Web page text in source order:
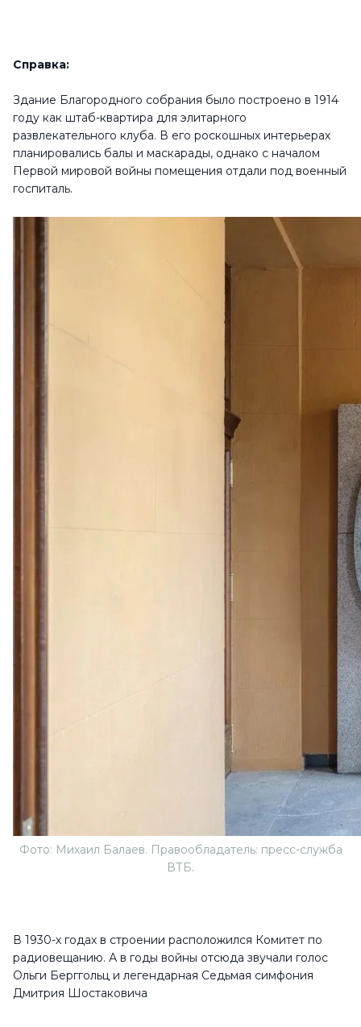
Справка:
Здание Благородного собрания было построено в 1914
году как штаб-квартира для элитарного
развлекательного клуба. В его роскошных интерьерах
планировались балы и маскарады, однако с началом
Первой мировой войны помещения отдали под военный
госпиталь.
Фото: Михаил Балаев. Правообладатель: пресс-служба
ВТБ.
В 1930-х годах в строении расположился Комитет по
радиовещанию. А в годы войны отсюда звучали голос
Ольги Берггольц и легендарная Седьмая симфония
Дмитрия Шостаковича